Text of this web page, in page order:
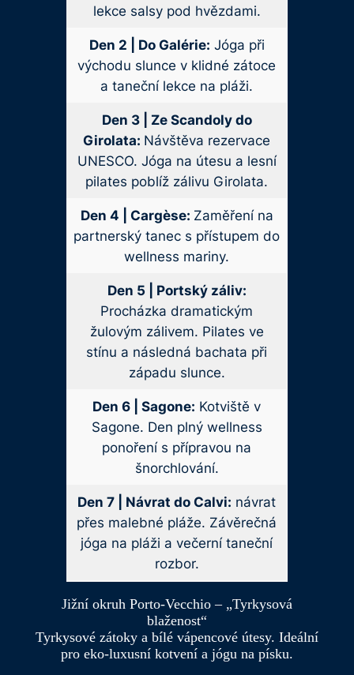
lekce salsy pod hvězdami.
Den 2 | Do Galérie: Jóga při
východu slunce v klidné zátoce
a taneční lekce na pláži.
Den 3 | Ze Scandoly do
Girolata: Návštěva rezervace
UNESCO. Jóga na útesu a lesní
pilates poblíž zálivu Girolata.
Den 4 | Cargèse: Zaměření na
partnerský tanec s přístupem do
wellness mariny.
Den 5 | Portský záliv:
Procházka dramatickým
žulovým zálivem. Pilates ve
stínu a následná bachata při
západu slunce.
Den 6 | Sagone: Kotviště v
Sagone. Den plný wellness
ponoření s přípravou na
šnorchlování.
Den 7 | Návrat do Calvi: návrat
přes malebné pláže. Závěrečná
jóga na pláži a večerní taneční
rozbor.
Jižní okruh Porto-Vecchio – „Tyrkysová
blaženost“
Tyrkysové zátoky a bílé vápencové útesy. Ideální
pro eko-luxusní kotvení a jógu na písku.